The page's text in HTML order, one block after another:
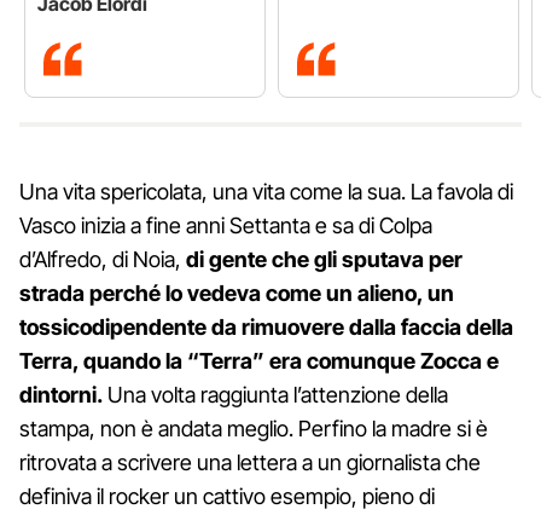
Una vita spericolata, una vita come la sua. La favola di
Vasco inizia a fine anni Settanta e sa di Colpa
d’Alfredo, di Noia, di gente che gli sputava per
strada perché lo vedeva come un alieno, un
tossicodipendente da rimuovere dalla faccia della
Terra, quando la “Terra” era comunque Zocca e
dintorni. Una volta raggiunta l’attenzione della
stampa, non è andata meglio. Perfino la madre si è
ritrovata a scrivere una lettera a un giornalista che
definiva il rocker un cattivo esempio, pieno di